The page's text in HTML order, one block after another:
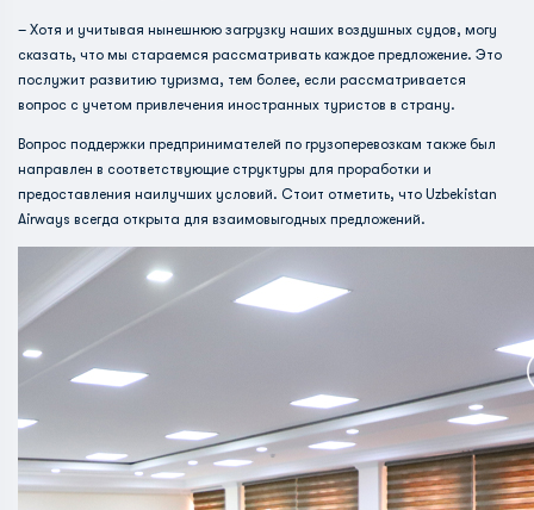
– Хотя и учитывая нынешнюю загрузку наших воздушных судов, могу
сказать, что мы стараемся рассматривать каждое предложение. Это
послужит развитию туризма, тем более, если рассматривается
вопрос с учетом привлечения иностранных туристов в страну.
Вопрос поддержки предпринимателей по грузоперевозкам также был
направлен в соответствующие структуры для проработки и
предоставления наилучших условий. Стоит отметить, что Uzbekistan
Airways всегда открыта для взаимовыгодных предложений.